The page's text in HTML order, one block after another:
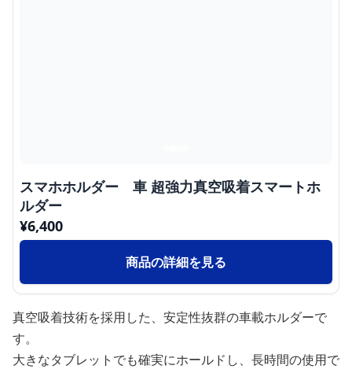
スマホホルダー 車 超強力真空吸着スマートホ
ルダー
¥6,400
商品の詳細を見る
真空吸着技術を採用した、安定性抜群の車載ホルダーで
す。
大きなタブレットでも確実にホールドし、長時間の使用で